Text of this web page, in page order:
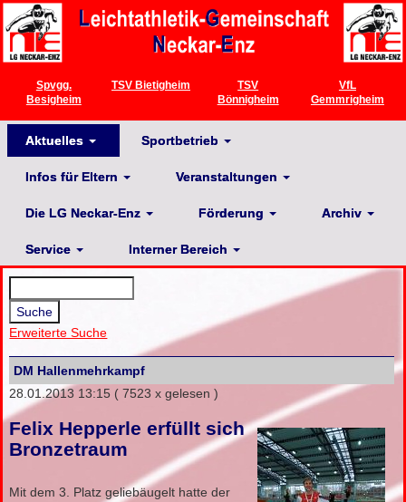
Spvgg.
Besigheim
TSV Bietigheim
TSV
Bönnigheim
VfL
Gemmrigheim
Aktuelles Sportbetrieb
Infos für Eltern Veranstaltungen
Die LG Neckar-Enz Förderung Archiv
Service Interner Bereich
Erweiterte Suche
DM Hallenmehrkampf
28.01.2013 13:15 ( 7523 x gelesen )
Felix Hepperle erfüllt sich
Bronzetraum
Mit dem 3. Platz geliebäugelt hatte der